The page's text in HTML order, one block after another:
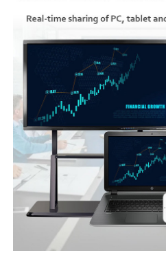
Πάτωμα που στέκεται το
διαλογική επίπεδη οθόνη
Οριζόντιο περίπτερο
Διαλογικό whiteboard IR
Ευφυής πίνακας
Διαλογική επίπεδη οθόνη